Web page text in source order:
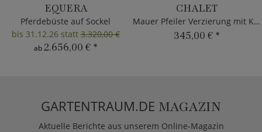
EQUERA
Pferdebüste auf Sockel
bis 31.12.26 statt3.320,00 €
ab2.656,00 € *
CHALET
Mauer Pfeiler Verzierung mit Kugel
345,00 € *
GARTENTRAUM.DE MAGAZIN
Aktuelle Berichte aus unserem Online-Magazin